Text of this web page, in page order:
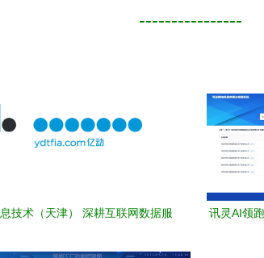
----------------
技术（天津） 深耕互联网数据服
讯灵AI领